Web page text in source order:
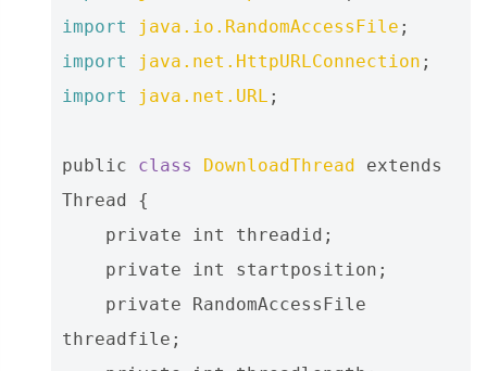
import
java.io.RandomAccessFile ;
import
java.net.HttpURLConnection ;
import
java.net.URL ;
public class DownloadThread
extends
Thread
{
private
int threadid ;
private
int startposition ;
private
RandomAccessFile
threadfile ;